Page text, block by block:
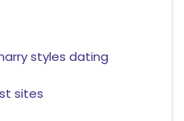
styles dating
sites